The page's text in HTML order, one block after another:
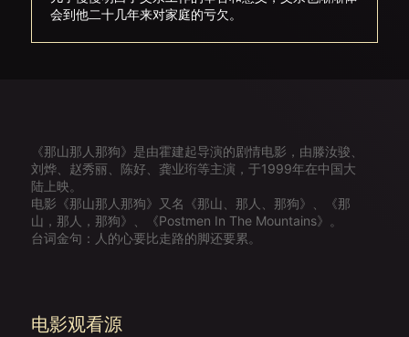
会到他二十几年来对家庭的亏欠。
《那山那人那狗》是由霍建起导演的剧情电影，由滕汝骏、
刘烨、赵秀丽、陈好、龚业珩等主演，于1999年在中国大
陆上映。
电影《那山那人那狗》又名《那山、那人、那狗》、《那
山，那人，那狗》、《Postmen In The Mountains》。
台词金句：人的心要比走路的脚还要累。
电影观看源